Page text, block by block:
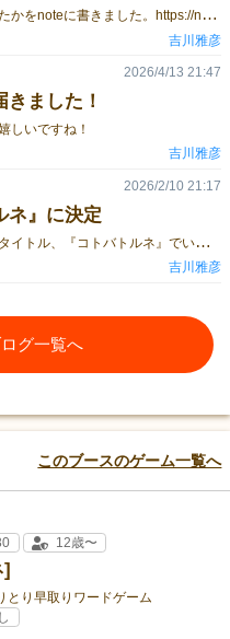
『
コトバトルネ』をどのように制作していたかをnoteに書きました。https://note.com/yoshikawalog/n/n5a73762ac666
吉川雅彦
きました！
しいですね！
2026/4/13 21:47
吉川雅彦
ネ』に決定
初
出展となります、吉川雅彦です。ゲームタイトル、『コトバトルネ』でいこうかと思います。2026年春の出展に向けてデザインなど製作中です。徐々に公開していこうと思います。ジャンルはワードゲーム。しりとりをして、場のお題を取っていくリアルタイム知識バトルです！
2026/2/10 21:17
吉川雅彦
グ一覧へ
このブースのゲーム一覧へ
とり早取りワードゲーム
12歳〜